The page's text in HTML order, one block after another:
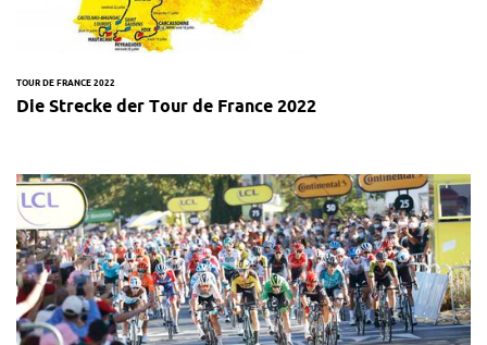
TOUR DE FRANCE 2022
Die Strecke der Tour de France 2022